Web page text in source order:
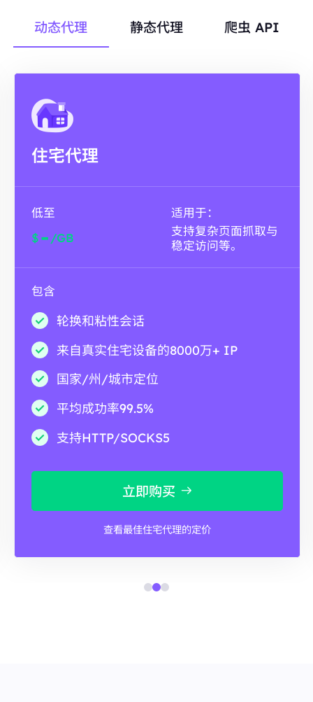
动态代理 静态代理 爬虫 API
住宅代理
低至
$- /GB
适用于：
支持复杂页面抓取与
稳定访问等。
包含
轮换和粘性会话
来自真实住宅设备的8000万+ IP
国家/州/城市定位
平均成功率99.5%
支持HTTP/SOCKS5
立即购买
查看最佳住宅代理的定价